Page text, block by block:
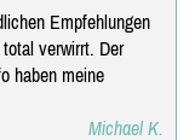
Empfehlungen
verwirrt. Der
haben meine
Michael K.